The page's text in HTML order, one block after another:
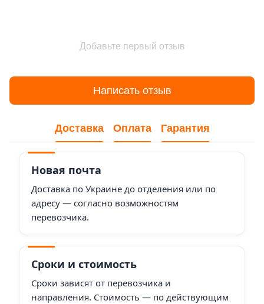
Добавьте первый отзыв
Написать отзыв
Доставка Оплата Гарантия
Новая почта
Доставка по Украине до отделения или по
адресу — согласно возможностям
перевозчика.
Сроки и стоимость
Сроки зависят от перевозчика и
направления. Стоимость — по действующим